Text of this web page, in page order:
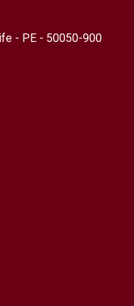
- PE - 50050-900